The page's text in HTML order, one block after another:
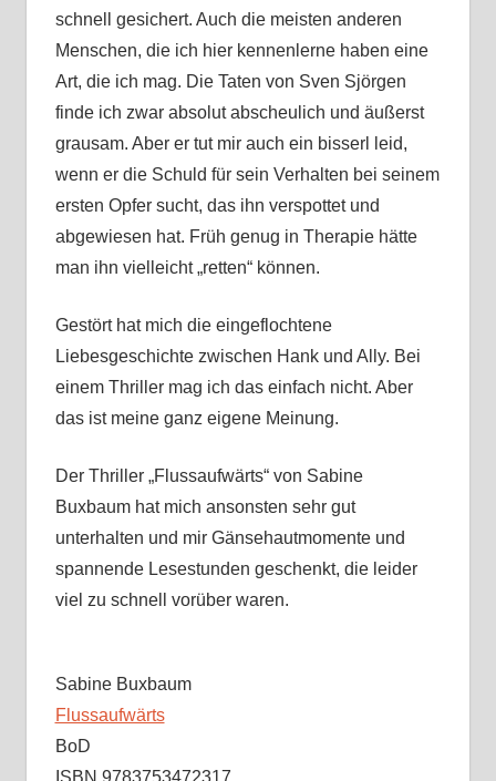
schnell gesichert. Auch die meisten anderen
Menschen, die ich hier kennenlerne haben eine
Art, die ich mag. Die Taten von Sven Sjörgen
finde ich zwar absolut abscheulich und äußerst
grausam. Aber er tut mir auch ein bisserl leid,
wenn er die Schuld für sein Verhalten bei seinem
ersten Opfer sucht, das ihn verspottet und
abgewiesen hat. Früh genug in Therapie hätte
man ihn vielleicht „retten“ können.
Gestört hat mich die eingeflochtene
Liebesgeschichte zwischen Hank und Ally. Bei
einem Thriller mag ich das einfach nicht. Aber
das ist meine ganz eigene Meinung.
Der Thriller „Flussaufwärts“ von Sabine
Buxbaum hat mich ansonsten sehr gut
unterhalten und mir Gänsehautmomente und
spannende Lesestunden geschenkt, die leider
viel zu schnell vorüber waren.
Sabine Buxbaum
Flussaufwärts
BoD